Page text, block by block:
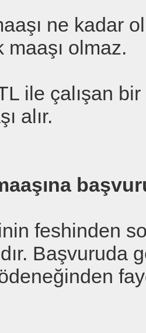
ne kadar
olmaz.
ile çalışan
alır.
feshinden
Başvuruda